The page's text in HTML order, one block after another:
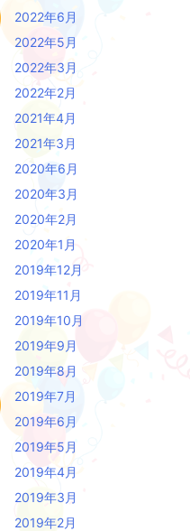
2022年6月
2022年5月
2022年3月
2022年2月
2021年4月
2021年3月
2020年6月
2020年3月
2020年2月
2020年1月
2019年12月
2019年11月
2019年10月
2019年9月
2019年8月
2019年7月
2019年6月
2019年5月
2019年4月
2019年3月
2019年2月